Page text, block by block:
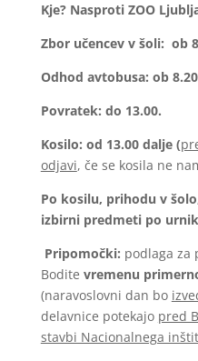
Kje? Nasproti ZOO
Zbor učencev v šoli: ob
Odhod avtobusa: ob
Povratek: do 13.00.
Kosilo: od 13.00 dalje (
odjavi, če se kosila ne
Po kosilu, prihodu v
izbirni predmeti po
Pripomočki: podlaga za
Bodite vremenu
(naravoslovni dan bo
delavnice potekajo pred
stavbi Nacionalnega